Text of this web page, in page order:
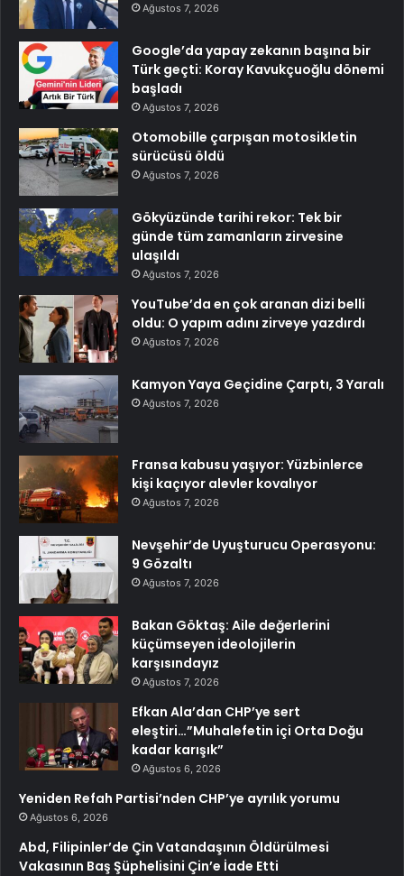
Ağustos 7, 2026
Google’da yapay zekanın başına bir
Türk geçti: Koray Kavukçuoğlu dönemi
başladı
Ağustos 7, 2026
Otomobille çarpışan motosikletin
sürücüsü öldü
Ağustos 7, 2026
Gökyüzünde tarihi rekor: Tek bir
günde tüm zamanların zirvesine
ulaşıldı
Ağustos 7, 2026
YouTube’da en çok aranan dizi belli
oldu: O yapım adını zirveye yazdırdı
Ağustos 7, 2026
Kamyon Yaya Geçidine Çarptı, 3 Yaralı
Ağustos 7, 2026
Fransa kabusu yaşıyor: Yüzbinlerce
kişi kaçıyor alevler kovalıyor
Ağustos 7, 2026
Nevşehir’de Uyuşturucu Operasyonu:
9 Gözaltı
Ağustos 7, 2026
Bakan Göktaş: Aile değerlerini
küçümseyen ideolojilerin
karşısındayız
Ağustos 7, 2026
Efkan Ala’dan CHP’ye sert
eleştiri…”Muhalefetin içi Orta Doğu
kadar karışık”
Ağustos 6, 2026
Yeniden Refah Partisi’nden CHP’ye ayrılık yorumu
Ağustos 6, 2026
Abd, Filipinler’de Çin Vatandaşının Öldürülmesi
Vakasının Baş Şüphelisini Çin’e İade Etti